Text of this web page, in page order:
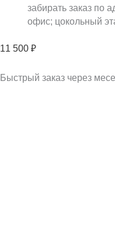
забирать заказ по
офис; цокольный
11 500 ₽
Быстрый заказ через